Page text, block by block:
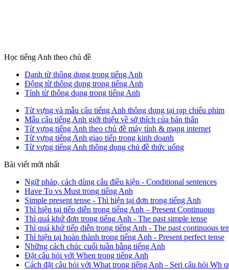
Học tiếng Anh theo chủ đề
Danh từ thông dụng trong tiếng Anh
Động từ thông dụng trong tiếng Anh
Tính từ thông dụng trong tiếng Anh
Từ vựng và mẫu câu tiếng Anh thông dụng tại rạp chiếu phim
Mẫu câu tiếng Anh giới thiệu về sở thích của bản thân
Từ vựng tiếng Anh theo chủ đề máy tính & mạng internet
Từ vựng tiếng Anh giao tiếp trong kinh doanh
Từ vựng tiếng Anh thông dụng chủ đề thức uống
Bài viết mới nhất
Ngữ pháp, cách dùng câu điều kiện - Conditional sentences
Have To vs Must trong tiếng Anh
Simple present tense - Thì hiện tại đơn trong tiếng Anh
Thì hiện tại tiếp diễn trong tiếng Anh – Present Continuous
Thì quá khứ đơn trong tiếng Anh - The past simple tense
Thì quá khứ tiếp diễn trong tiếng Anh - The past continuous
Thì hiện tại hoàn thành trong tiếng Anh - Present perfect tense
Những cách chúc cuối tuần bằng tiếng Anh
Đặt câu hỏi với When trong tiếng Anh
Cách đặt câu hỏi với What trong tiếng Anh - Seri câu hỏi Wh